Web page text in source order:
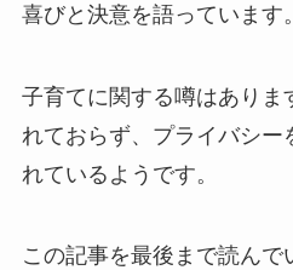
喜びと決意を語っています。
子育てに関する噂はありま
れておらず、プライバシー
れているようです。
この記事を最後まで読んで